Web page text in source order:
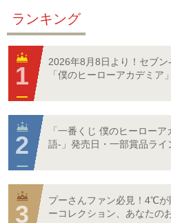
ランキング
2026年8月8日より！セブン
「僕のヒーローアカデミア
「一番くじ 僕のヒーロー
語-」発売日・一部賞品ライ
プーさんファン必見！4℃が
ーコレクション、あなたの